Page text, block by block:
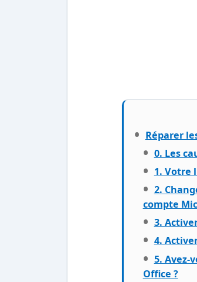
Réparer
0. Les
1. Votre
2.
compte
3.
4.
5. Avez-
Office ?